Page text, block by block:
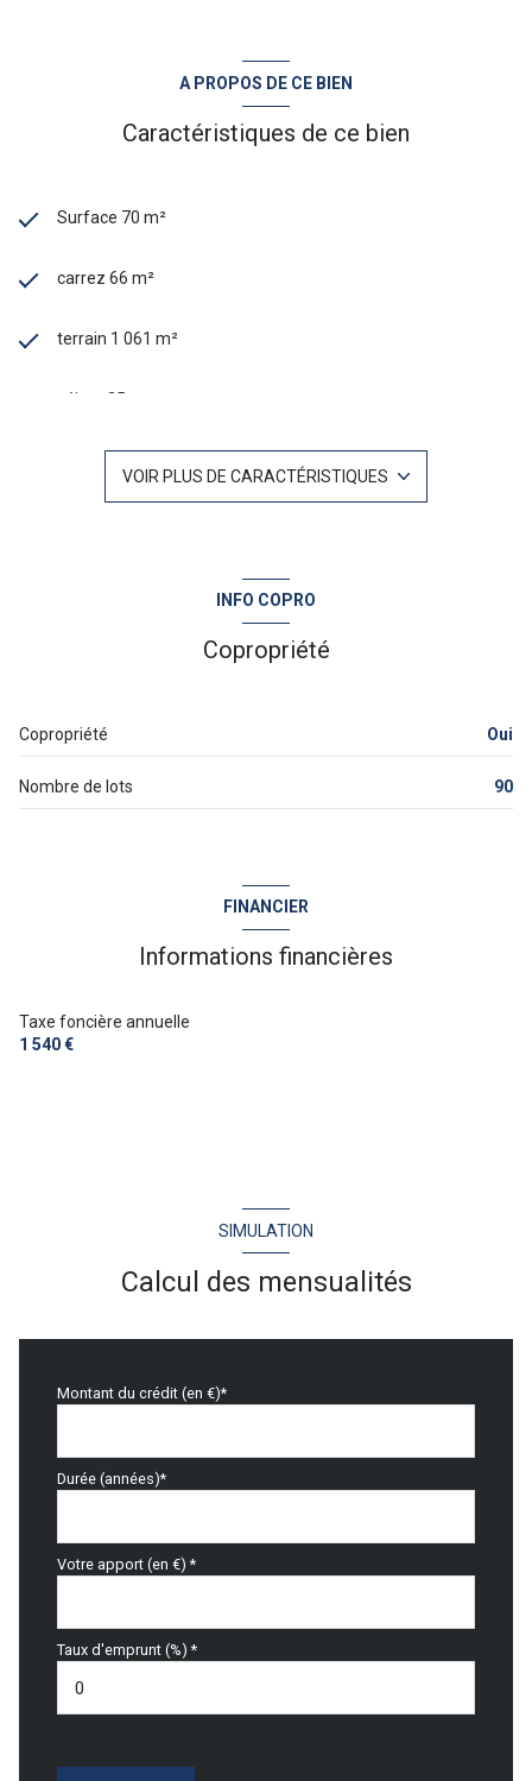
A PROPOS DE CE BIEN
Caractéristiques de ce bien
Surface 70 m²
carrez 66 m²
terrain 1 061 m²
séjour 25 m²
cuisine séparée (semi-équipée)
exposition Sud
VOIR PLUS DE CARACTÉRISTIQUES
INFO COPRO
Copropriété
Copropriété Oui
Nombre de lots 90
FINANCIER
Informations financières
Taxe foncière annuelle
1 540 €
SIMULATION
Calcul des mensualités
Montant du crédit (en €)*
Durée (années)*
Votre apport (en €) *
Taux d'emprunt (%) *